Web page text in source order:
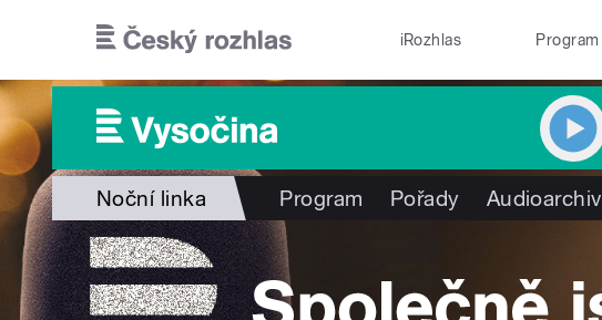
iRozhlas Program
Noční linka Program Pořady Audioarchiv